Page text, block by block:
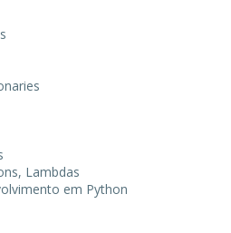
Lambdas
em Python